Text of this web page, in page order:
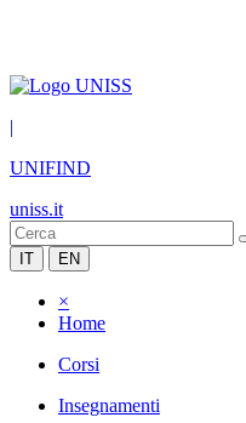
|
UNIFIND
uniss.it
IT EN
×
Home
Corsi
Insegnamenti